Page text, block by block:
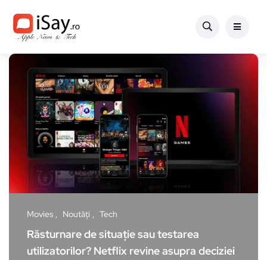
Movies Noutăți Tech
Răsturnare de situație sau testarea
utilizatorilor? Netflix revine asupra deciziei